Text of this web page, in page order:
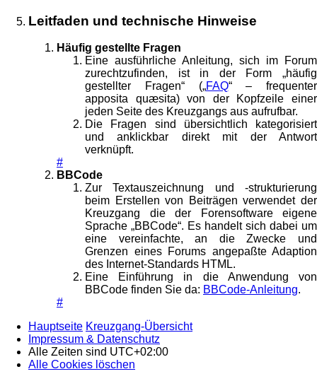
Leitfaden und technische Hinweise
Häufig gestellte Fragen
Eine ausführliche Anleitung, sich im Forum
zurechtzufinden, ist in der Form „häufig
gestellter Fragen“ („FAQ“ – frequenter
apposita quæsita) von der Kopfzeile einer
jeden Seite des Kreuzgangs aus aufrufbar.
Die Fragen sind übersichtlich kategorisiert
und anklickbar direkt mit der Antwort
verknüpft.
#
BBCode
Zur Textauszeichnung und -strukturierung
beim Erstellen von Beiträgen verwendet der
Kreuzgang die der Forensoftware eigene
Sprache „BBCode“. Es handelt sich dabei um
eine vereinfachte, an die Zwecke und
Grenzen eines Forums angepaßte Adaption
des Internet-Standards HTML.
Eine Einführung in die Anwendung von
BBCode finden Sie da: BBCode-Anleitung.
#
Hauptseite Kreuzgang-Übersicht
Impressum & Datenschutz
Alle Zeiten sind UTC+02:00
Alle Cookies löschen